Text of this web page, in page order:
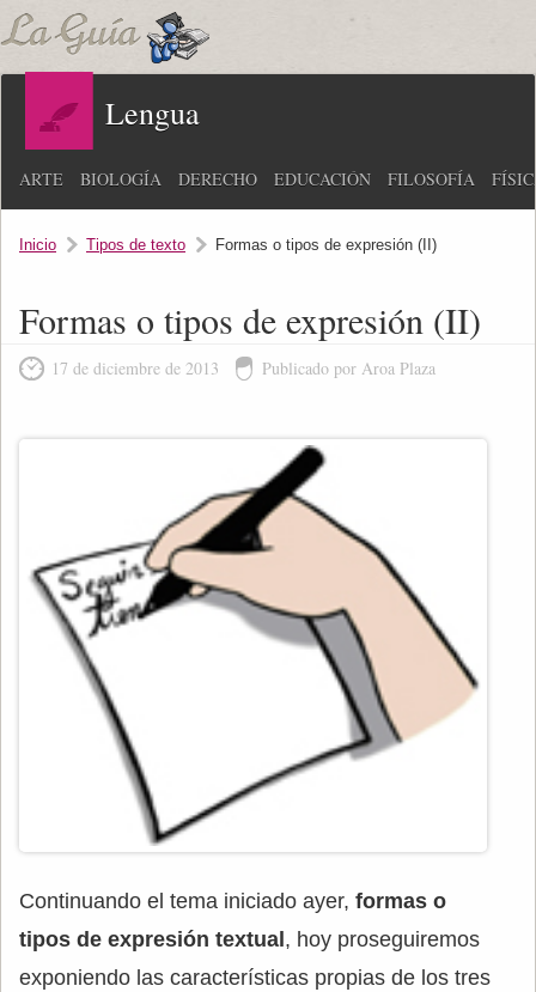
Lengua
ARTE BIOLOGÍA DERECHO EDUCACIÓN FILOSOFÍA
Inicio Tipos de texto Formas o tipos de expresión (II)
Formas o tipos de expresión (II)
17 de diciembre de 2013 Publicado por Aroa Plaza
Continuando el tema iniciado ayer, formas o
tipos de expresión textual , hoy proseguiremos
exponiendo las características propias de los tres